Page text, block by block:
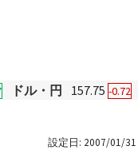
ドル・円 157.75 -0.72
設定日: 2007/01/31